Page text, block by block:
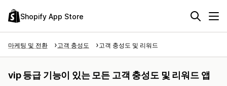
Shopify App Store
마케팅 및 전환 고객 충성도 고객 충성도 및 리워드
vip 등급 기능이 있는 모든 고객 충성도 및 리워드 앱